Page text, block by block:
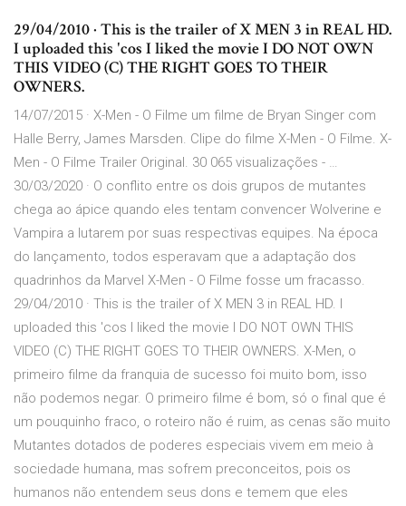
29/04/2010 · This is the trailer of X MEN 3 in REAL HD.
I uploaded this 'cos I liked the movie I DO NOT OWN
THIS VIDEO (C) THE RIGHT GOES TO THEIR
OWNERS.
14/07/2015 · X-Men - O Filme um filme de Bryan Singer com
Halle Berry, James Marsden. Clipe do filme X-Men - O Filme. X-
Men - O Filme Trailer Original. 30 065 visualizações - …
30/03/2020 · O conflito entre os dois grupos de mutantes
chega ao ápice quando eles tentam convencer Wolverine e
Vampira a lutarem por suas respectivas equipes. Na época
do lançamento, todos esperavam que a adaptação dos
quadrinhos da Marvel X-Men - O Filme fosse um fracasso.
29/04/2010 · This is the trailer of X MEN 3 in REAL HD. I
uploaded this 'cos I liked the movie I DO NOT OWN THIS
VIDEO (C) THE RIGHT GOES TO THEIR OWNERS. X-Men, o
primeiro filme da franquia de sucesso foi muito bom, isso
não podemos negar. O primeiro filme é bom, só o final que é
um pouquinho fraco, o roteiro não é ruim, as cenas são muito
Mutantes dotados de poderes especiais vivem em meio à
sociedade humana, mas sofrem preconceitos, pois os
humanos não entendem seus dons e temem que eles